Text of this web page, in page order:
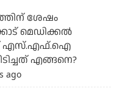
ശേഷം
മെഡിക്കൽ
എസ്.എഫ്.ഐ
എങ്ങനെ?
ago